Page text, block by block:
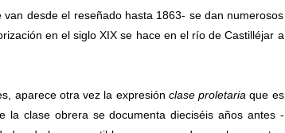
desde el reseñado hasta 1863- se dan numerosos
en el siglo XIX se hace en el río de Castilléjar a
aparece otra vez la expresión clase proletaria que es
la clase obrera se documenta dieciséis años antes -